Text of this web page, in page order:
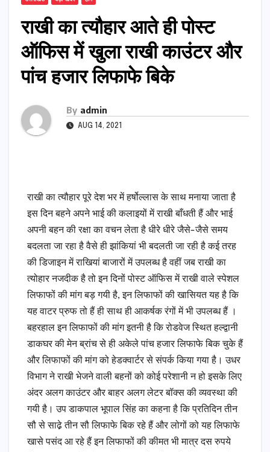
राखी का त्यौहार आते ही पोस्ट
ऑफिस में खुला राखी काउंटर और
पांच हजार लिफाफे बिके
By admin
AUG 14, 2021
राखी का त्यौहार पूरे देश भर में हर्षोल्लास के साथ मनाया जाता है
इस दिन बहने अपने भाई की कलाइयों में राखी बाँधती हैं और भाई
अपनी बहन की रक्षा का वचन लेता है धीरे धीरे जैसे-जैसे समय
बदलता जा रहा है वैसे ही झांकियां भी बदलती जा रही है कई तरह
की डिजाइन में राखियां बाजारों में उपलब्ध है वहीं जब राखी का
त्योहार नजदीक है तो इन दिनों पोस्ट ऑफिस में राखी वाले स्पेशल
लिफाफों की मांग बड़ गयी है, इन लिफाफों की खासियत यह है कि
यह वाटर प्रुफ तो हैं ही साथ ही आकर्षक रंगों में भी उपलब्ध हैं ।
बहरहाल इन लिफाफों की मांग इतनी है कि रोडवेज स्थित हल्द्वानी
डाकघर की मेन ब्रांच से ही अकेले पांच हजार लिफाफे बिक चुके हैं
और लिफाफों की मांग को हेडक्वार्टर से संपर्क किया गया है। उधर
विभाग ने राखी भेजने वाली बहनों को कोई परेशानी न हो इसके लिए
अंदर अलग काउंटर और बाहर अलग लेटर बॉक्स की व्यवस्था की
गयी है। उप डाकपाल भूपाल सिंह का कहना है कि प्रतिदिन तीन
सौ से साढे़ तीन सौ लिफाफे बिक रहे हैं और लोगों को यह लिफाफे
खासे पसंद आ रहे हैं इन लिफाफों की कीमत भी मात्र दस रुपये